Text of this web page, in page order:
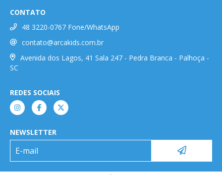
CONTATO
48 3220-0767 Fone/WhatsApp
contato@arcakids.com.br
Avenida dos Lagos, 41 Sala 247 - Pedra Branca - Palhoça -
SC
REDES SOCIAIS
NEWSLETTER